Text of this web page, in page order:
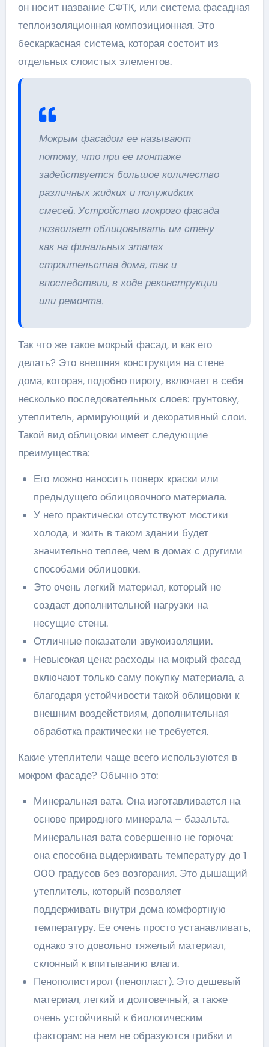
он носит название СФТК, или система фасадная
теплоизоляционная композиционная. Это
бескаркасная система, которая состоит из
отдельных слоистых элементов.
Мокрым фасадом ее называют
потому, что при ее монтаже
задействуется большое количество
различных жидких и полужидких
смесей. Устройство мокрого фасада
позволяет облицовывать им стену
как на финальных этапах
строительства дома, так и
впоследствии, в ходе реконструкции
или ремонта.
Так что же такое мокрый фасад, и как его
делать? Это внешняя конструкция на стене
дома, которая, подобно пирогу, включает в себя
несколько последовательных слоев: грунтовку,
утеплитель, армирующий и декоративный слои.
Такой вид облицовки имеет следующие
преимущества:
Его можно наносить поверх краски или
предыдущего облицовочного материала.
У него практически отсутствуют мостики
холода, и жить в таком здании будет
значительно теплее, чем в домах с другими
способами облицовки.
Это очень легкий материал, который не
создает дополнительной нагрузки на
несущие стены.
Отличные показатели звукоизоляции.
Невысокая цена: расходы на мокрый фасад
включают только саму покупку материала, а
благодаря устойчивости такой облицовки к
внешним воздействиям, дополнительная
обработка практически не требуется.
Какие утеплители чаще всего используются в
мокром фасаде? Обычно это:
Минеральная вата. Она изготавливается на
основе природного минерала – базальта.
Минеральная вата совершенно не горюча:
она способна выдерживать температуру до 1
000 градусов без возгорания. Это дышащий
утеплитель, который позволяет
поддерживать внутри дома комфортную
температуру. Ее очень просто устанавливать,
однако это довольно тяжелый материал,
склонный к впитыванию влаги.
Пенополистирол (пенопласт). Это дешевый
материал, легкий и долговечный, а также
очень устойчивый к биологическим
факторам: на нем не образуются грибки и